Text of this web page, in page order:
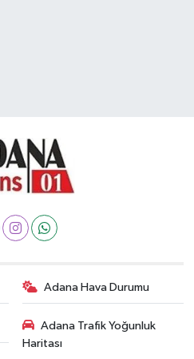
Adana Hava Durumu
Adana Trafik Yoğunluk
Haritası